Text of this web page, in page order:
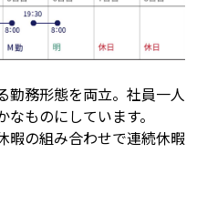
勤務形態を両立。社員一人
ものにしています。
暇の組み合わせで連続休暇